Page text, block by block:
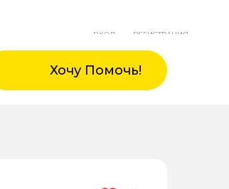
ВХОД РЕГИСТРАЦИЯ
Хочу Помочь!